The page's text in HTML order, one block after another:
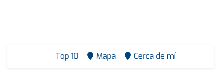
Top 10 Mapa Cerca de mí